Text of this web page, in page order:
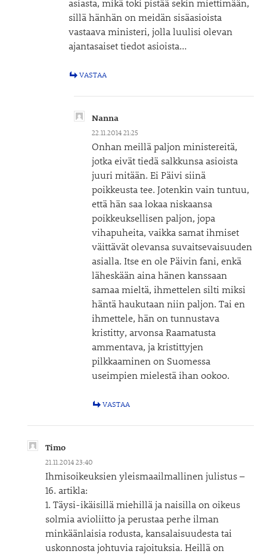
asiasta, mikä toki pistää sekin miettimään,
sillä hänhän on meidän sisäasioista
vastaava ministeri, jolla luulisi olevan
ajantasaiset tiedot asioista…
VASTAA
Nanna
22.11.2014 21:25
Onhan meillä paljon ministereitä,
jotka eivät tiedä salkkunsa asioista
juuri mitään. Ei Päivi siinä
poikkeusta tee. Jotenkin vain tuntuu,
että hän saa lokaa niskaansa
poikkeuksellisen paljon, jopa
vihapuheita, vaikka samat ihmiset
väittävät olevansa suvaitsevaisuuden
asialla. Itse en ole Päivin fani, enkä
läheskään aina hänen kanssaan
samaa mieltä, ihmettelen silti miksi
häntä haukutaan niin paljon. Tai en
ihmettele, hän on tunnustava
kristitty, arvonsa Raamatusta
ammentava, ja kristittyjen
pilkkaaminen on Suomessa
useimpien mielestä ihan ookoo.
VASTAA
Timo
21.11.2014 23:40
Ihmisoikeuksien yleismaailmallinen julistus –
16. artikla:
1. Täysi-ikäisillä miehillä ja naisilla on oikeus
solmia avioliitto ja perustaa perhe ilman
minkäänlaisia rodusta, kansalaisuudesta tai
uskonnosta johtuvia rajoituksia. Heillä on